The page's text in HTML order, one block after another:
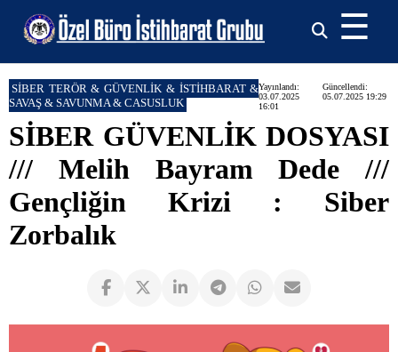
☰
SİBER TERÖR & GÜVENLİK & İSTİHBARAT &
SAVAŞ & SAVUNMA & CASUSLUK
Yayınlandı:
03.07.2025
16:01
Güncellendi:
05.07.2025 19:29
SİBER GÜVENLİK DOSYASI
/// Melih Bayram Dede ///
Gençliğin Krizi : Siber
Zorbalık